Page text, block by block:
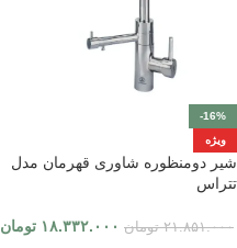
-16%
ویژه
شیر دومنظوره شاوری قهرمان مدل
تتراس
۲۱.۸۵۱.۰۰۰ تومان ۱۸.۳۳۲.۰۰۰ تومان